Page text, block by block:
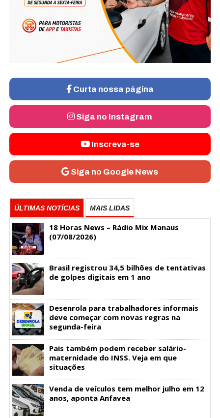
Curta nossa página
Siga no Instagram
Inscreva-se
Siga no Google News
ÚLTIMAS NOTÍCIAS MAIS LIDAS
18 Horas News​​​​​​​​​​​​ – Rádio Mix Manaus
(07/08/2026)
Brasil registrou 34,5 bilhões de tentativas
de golpes digitais em 1 ano
Desenrola para trabalhadores informais
deve começar com novas regras na
segunda-feira
Pais também podem receber salário-
maternidade do INSS. Veja em que
situações
Venda de veículos tem melhor julho em 12
anos, aponta Anfavea